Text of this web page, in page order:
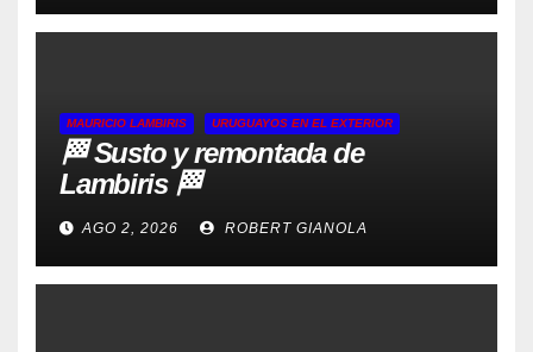
MAURICIO LAMBIRIS URUGUAYOS EN EL EXTERIOR
🏁 Susto y remontada de
Lambiris 🏁
AGO 2, 2026 ROBERT GIANOLA